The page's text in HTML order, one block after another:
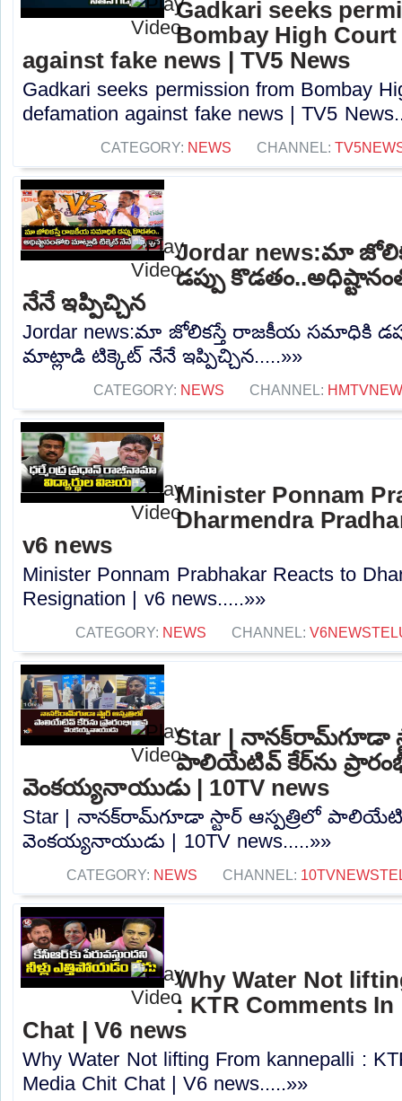
Gadkari seeks
Bombay High
against fake news | TV5 News
Gadkari seeks permission from Bombay
defamation against fake news | TV5
CATEGORY: NEWS CHANNEL:
Jordar news:మా
డప్పు
నేనే ఇప్పిచ్చిన
Jordar news:మా జోలికస్తే రాజకీయ సమాధికి
మాట్లాడి టిక్కెట్ నేనే ఇప్పిచ్చిన.....»»
CATEGORY: NEWS CHANNEL:
Minister Ponnam
Dharmendra
v6 news
Minister Ponnam Prabhakar Reacts to
Resignation | v6 news.....»»
CATEGORY: NEWS CHANNEL:
Star | నానక్‌రామ్‌గూడా
పాలియేటివ్ కేర్‌ను
వెంకయ్యనాయుడు | 10TV news
Star | నానక్‌రామ్‌గూడా స్టార్ ఆస్పత్రిలో
వెంకయ్యనాయుడు | 10TV news.....»»
CATEGORY: NEWS CHANNEL:
Why Water Not
: KTR Comments
Chat | V6 news
Why Water Not lifting From kannepalli :
Media Chit Chat | V6 news.....»»